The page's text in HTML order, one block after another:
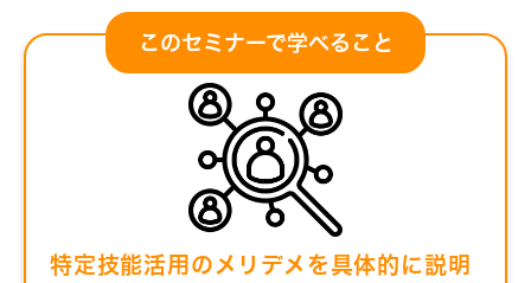
このセミナーで学べること
特定技能活用のメリデメを具体的に説明